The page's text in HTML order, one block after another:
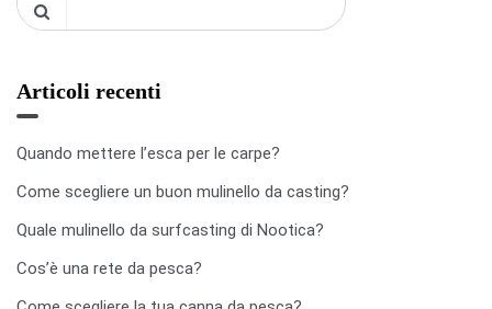
Articoli recenti
Quando mettere l’esca per le carpe?
Come scegliere un buon mulinello da casting?
Quale mulinello da surfcasting di Nootica?
Cos’è una rete da pesca?